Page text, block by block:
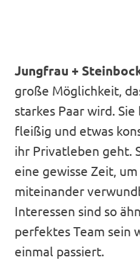
Jungfrau +
große Möglichkeit,
starkes Paar wird.
fleißig und etwas
ihr Privatleben geht.
eine gewisse Zeit,
miteinander
Interessen sind so
perfektes Team sein
einmal passiert.